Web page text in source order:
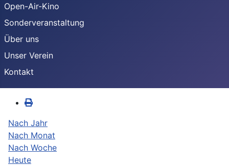
Open-Air-Kino
Sonderveranstaltung
Über uns
Unser Verein
Kontakt
Nach Jahr
Nach Monat
Nach Woche
Heute